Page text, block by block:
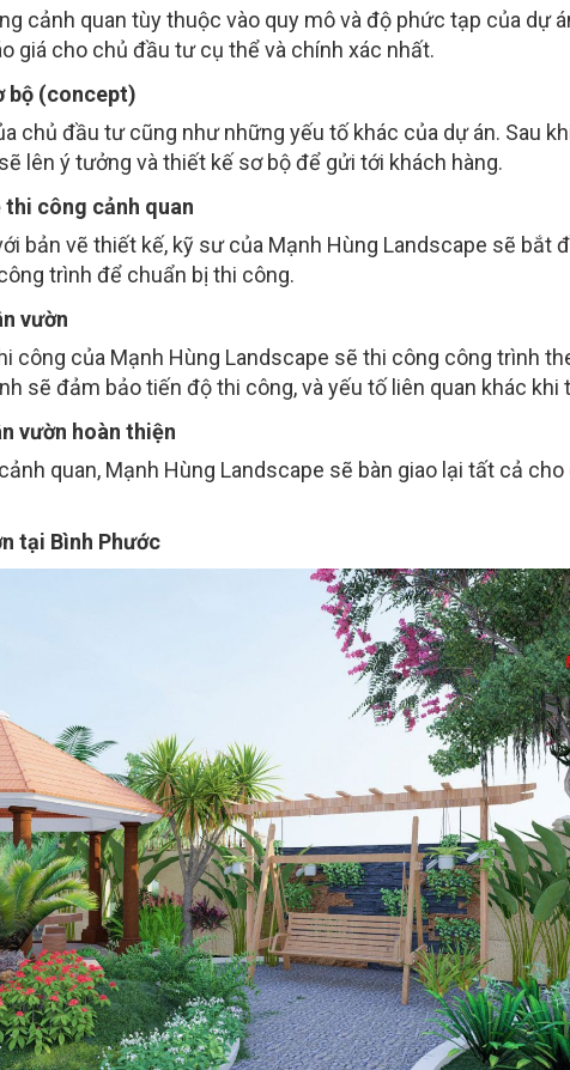
cảnh quan tùy thuộc vào quy mô và độ phức tạp của dự
giá cho chủ đầu tư cụ thể và chính xác nhất.
bộ (concept)
chủ đầu tư cũng như những yếu tố khác của dự án. Sau
lên ý tưởng và thiết kế sơ bộ để gửi tới khách hàng.
thi công cảnh quan
bản vẽ thiết kế, kỹ sư của Mạnh Hùng Landscape sẽ bắt
trình để chuẩn bị thi công.
vườn
công của Mạnh Hùng Landscape sẽ thi công công trình
sẽ đảm bảo tiến độ thi công, và yếu tố liên quan khác khi
vườn hoàn thiện
quan, Mạnh Hùng Landscape sẽ bàn giao lại tất cả
tại Bình Phước